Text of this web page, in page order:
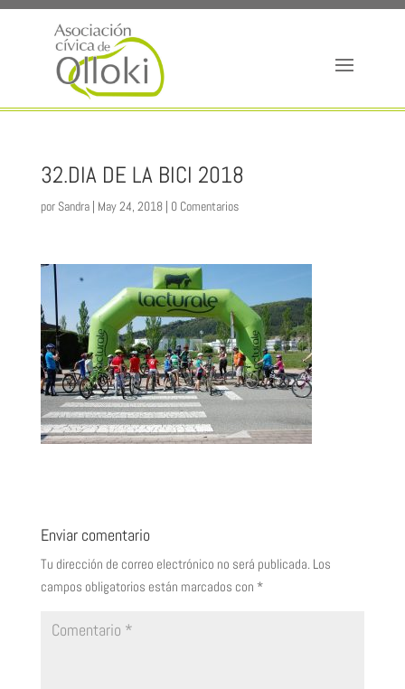
32.DIA DE LA BICI 2018
por Sandra| May 24, 2018| 0 Comentarios
Enviar comentario
Tu dirección de correo electrónico no será publicada. Los
campos obligatorios están marcados con *